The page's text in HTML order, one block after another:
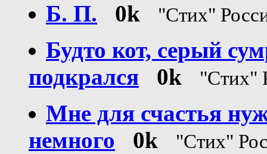
Б. П. 0k "Стих"
Будто кот, серый
подкрался
0k "Стих"
Мне для счастья
немного
0k "Стих"